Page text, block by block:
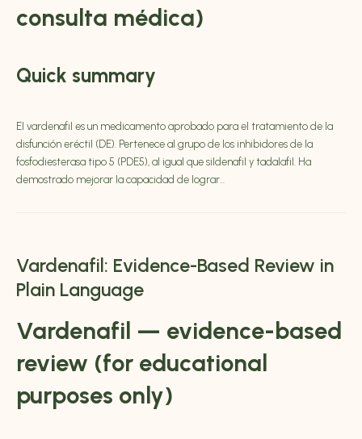
consulta médica)
Quick summary
El vardenafil es un medicamento aprobado para el tratamiento de la
disfunción eréctil (DE). Pertenece al grupo de los inhibidores de la
fosfodiesterasa tipo 5 (PDE5), al igual que sildenafil y tadalafil. Ha
demostrado mejorar la capacidad de lograr...
Vardenafil: Evidence-Based Review in
Plain Language
Vardenafil — evidence-based
review (for educational
purposes only)